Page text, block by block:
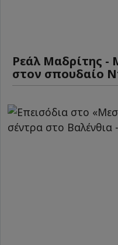
Ρεάλ Μαδρίτης -
στον σπουδαίο